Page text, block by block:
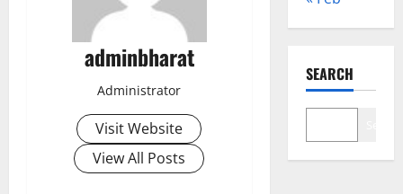
adminbharat
Administrator
Visit Website
View All Posts
SEARCH